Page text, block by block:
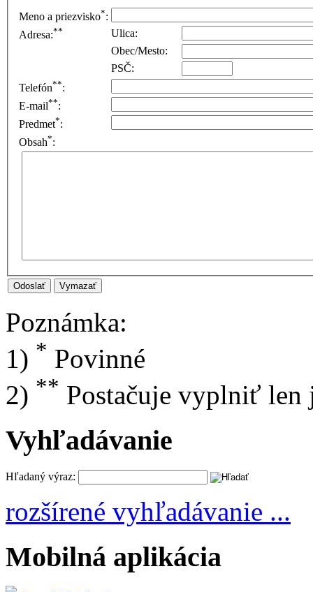
Meno a priezvisko*:
Adresa:**
Ulica:
Obec/Mesto:
PSČ:
Telefón**:
E-mail**:
Predmet*:
Obsah*:
Odoslať
Poznámka:
1) * Povinné
2) ** Postačuje vyplniť len
Vyhľadávanie
Hľadaný výraz:
rozšírené vyhľadávanie ...
Mobilná aplikácia